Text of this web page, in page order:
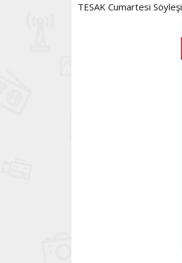
TESAK Cumartesi